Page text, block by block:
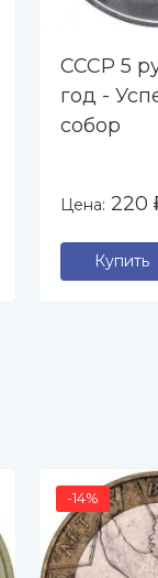
СССР 5
год -
собор
Цена: 220
Купить
-14%